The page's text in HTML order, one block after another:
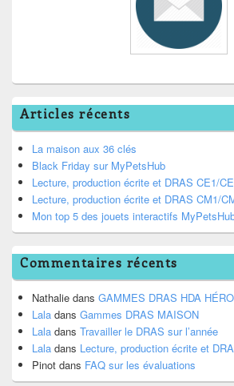
Articles récents
La maison aux 36 clés
Black Friday sur MyPetsHub
Lecture, production écrite et DRAS CE1/
Lecture, production écrite et DRAS CM1/
Mon top 5 des jouets interactifs
Commentaires récents
Nathalie dans GAMMES DRAS HDA
Lala dans Gammes DRAS MAISON
Lala dans Travailler le DRAS sur l’année
Lala dans Lecture, production écrite et
Pinot dans FAQ sur les évaluations